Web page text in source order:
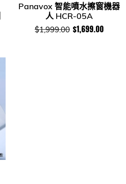
Panavox 智能噴水擦窗機器
人 HCR-05A
$1,999.00 $1,699.00